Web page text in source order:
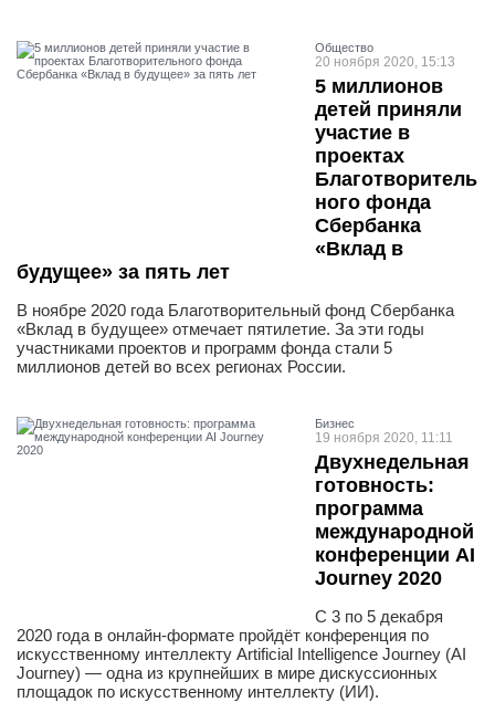
Общество
20 ноября 2020, 15:13
5 миллионов
детей приняли
участие в
проектах
Благотворитель
ного фонда
Сбербанка
«Вклад в
будущее» за пять лет
В ноябре 2020 года Благотворительный фонд Сбербанка
«Вклад в будущее» отмечает пятилетие. За эти годы
участниками проектов и программ фонда стали 5
миллионов детей во всех регионах России.
Бизнес
19 ноября 2020, 11:11
Двухнедельная
готовность:
программа
международной
конференции AI
Journey 2020
С 3 по 5 декабря
2020 года в онлайн-формате пройдёт конференция по
искусственному интеллекту Artificial Intelligence Journey (AI
Journey) — одна из крупнейших в мире дискуссионных
площадок по искусственному интеллекту (ИИ).